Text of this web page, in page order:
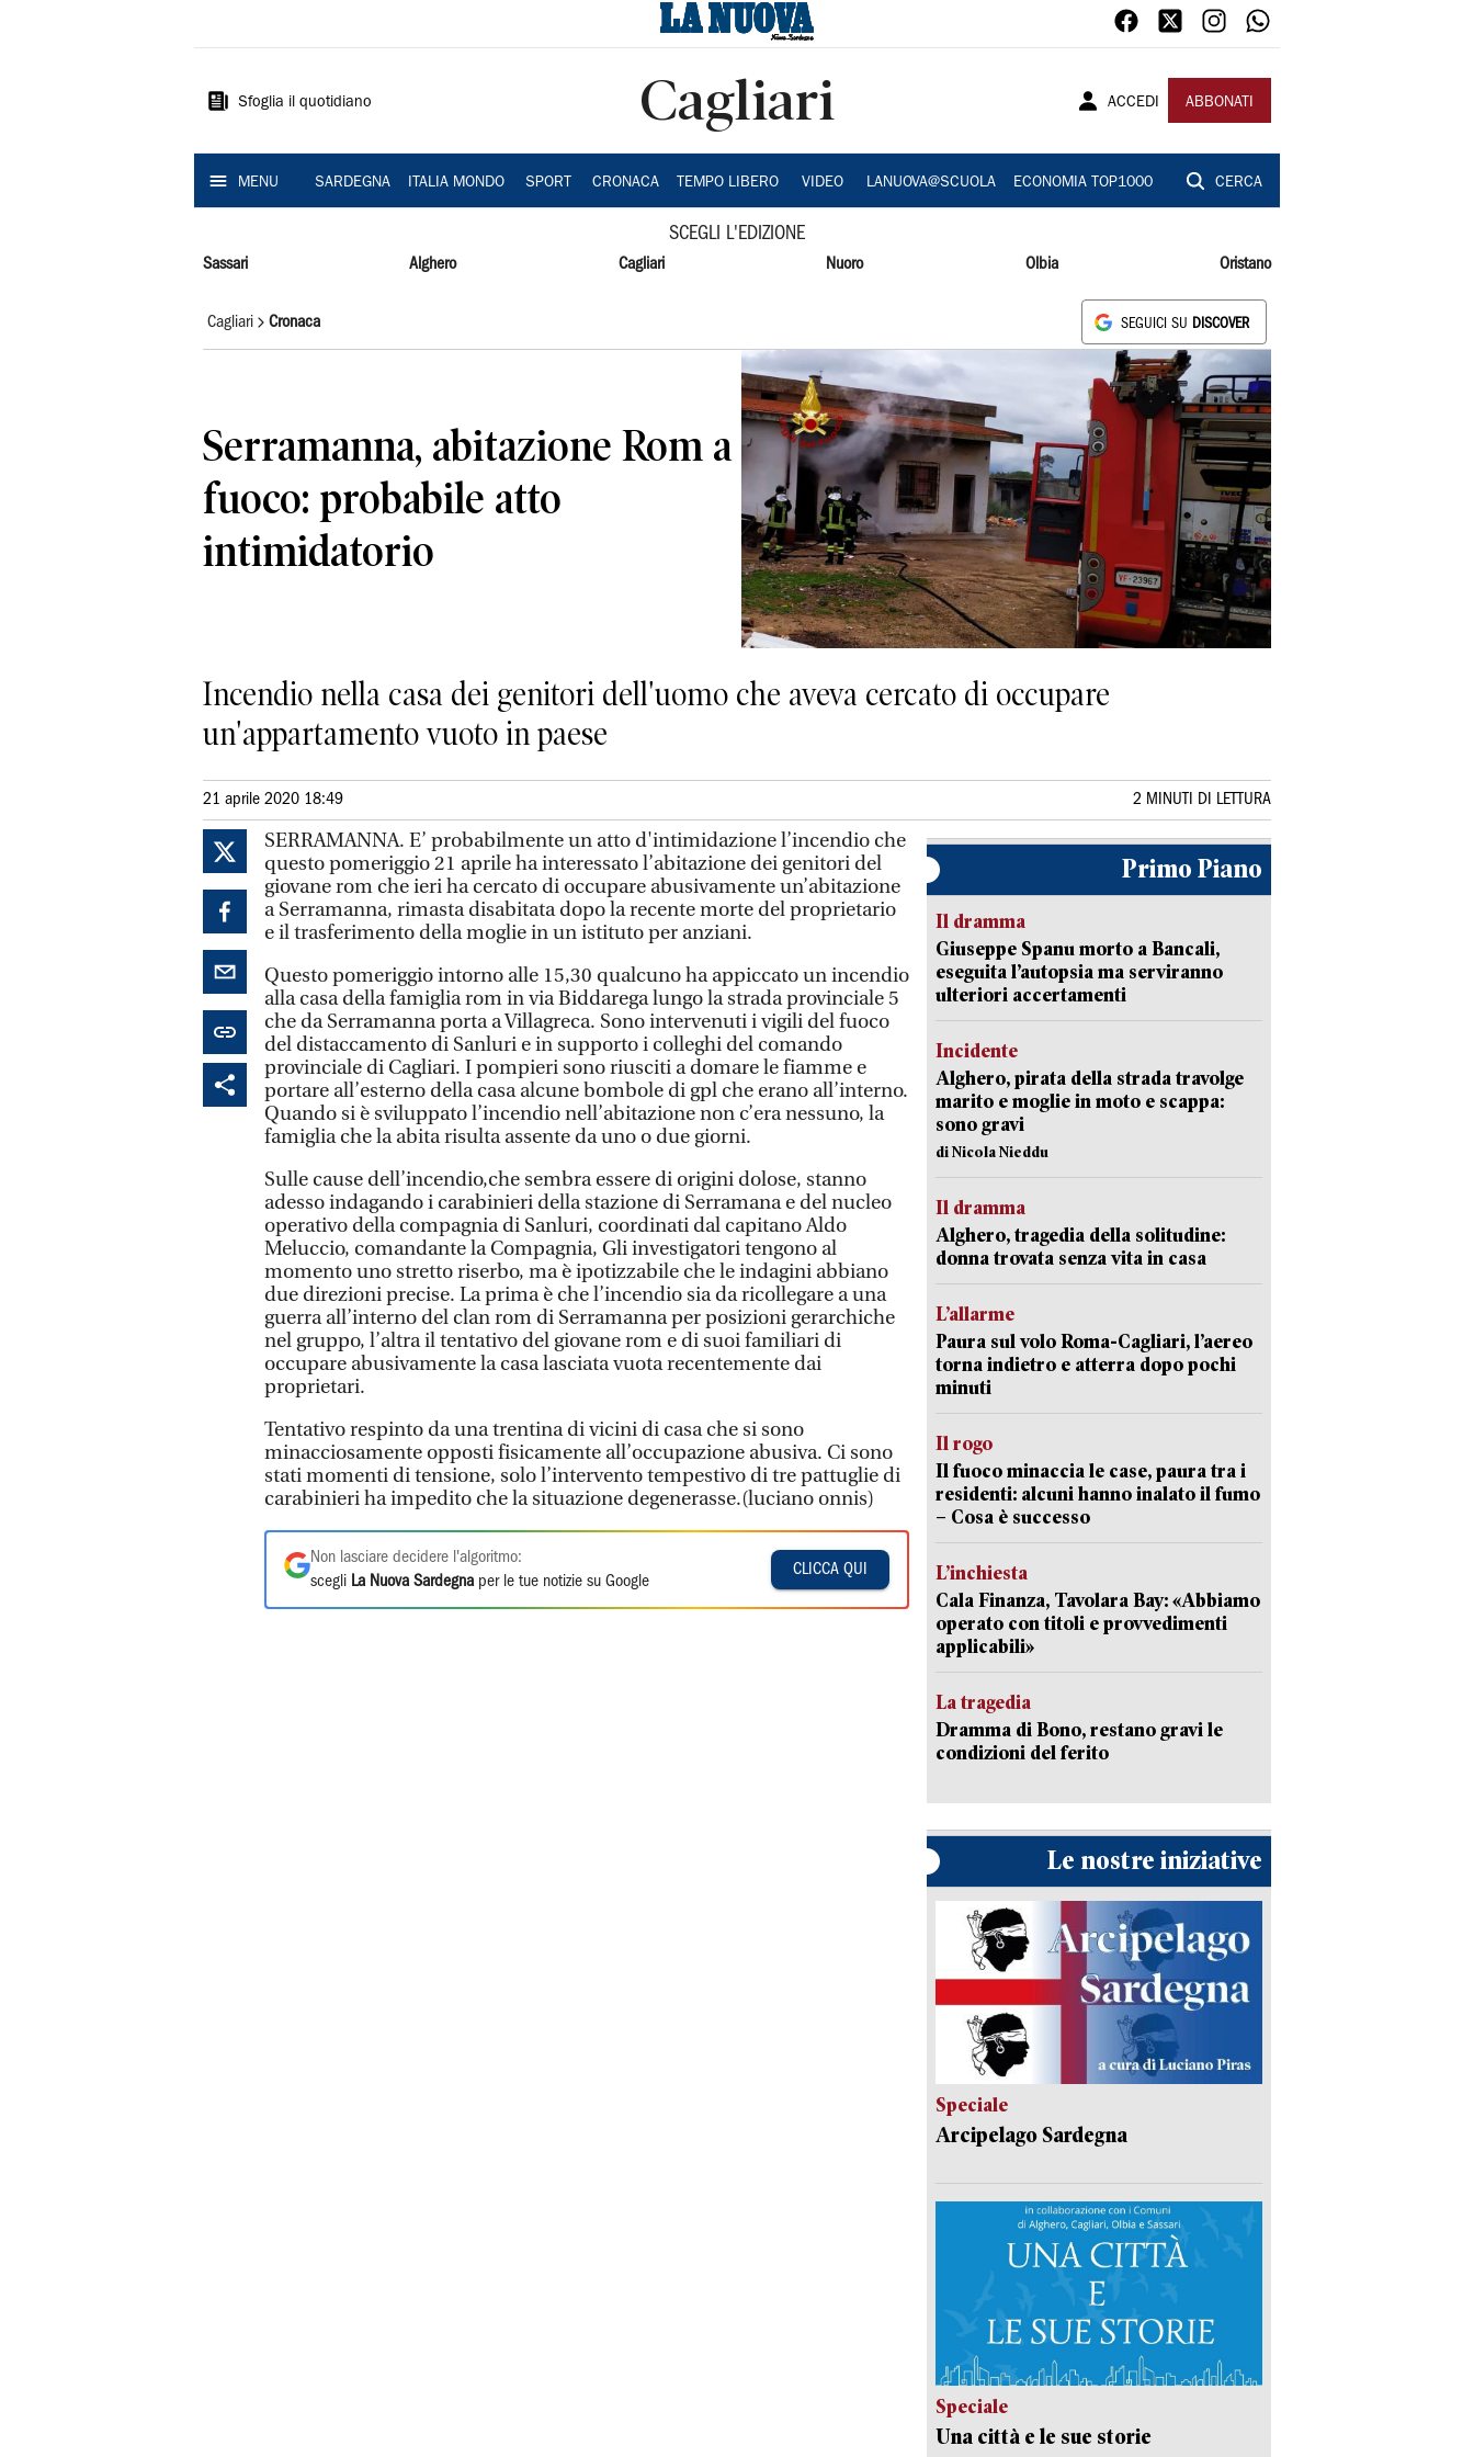
Sardegna
Sfoglia il quotidiano Cagliari ACCEDI ABBONATI
MENU SARDEGNA ITALIA MONDO SPORT CRONACA TEMPO LIBERO VIDEO LANUOVA@SCUOLA ECONOMIA TOP1000 CERCA
SCEGLI L'EDIZIONE
Sassari Alghero Cagliari Nuoro Olbia Oristano
Cagliari Cronaca SEGUICI SU DISCOVER
Serramanna, abitazione Rom a
fuoco: probabile atto
intimidatorio
Incendio nella casa dei genitori dell'uomo che aveva cercato di occupare
un'appartamento vuoto in paese
21 aprile 2020 18:49 2 MINUTI DI LETTURA
SERRAMANNA. E’ probabilmente un atto d'intimidazione l’incendio che
questo pomeriggio 21 aprile ha interessato l’abitazione dei genitori del
giovane rom che ieri ha cercato di occupare abusivamente un’abitazione
a Serramanna, rimasta disabitata dopo la recente morte del proprietario
e il trasferimento della moglie in un istituto per anziani.
Questo pomeriggio intorno alle 15,30 qualcuno ha appiccato un incendio
alla casa della famiglia rom in via Biddarega lungo la strada provinciale 5
che da Serramanna porta a Villagreca. Sono intervenuti i vigili del fuoco
del distaccamento di Sanluri e in supporto i colleghi del comando
provinciale di Cagliari. I pompieri sono riusciti a domare le fiamme e
portare all’esterno della casa alcune bombole di gpl che erano all’interno.
Quando si è sviluppato l’incendio nell’abitazione non c’era nessuno, la
famiglia che la abita risulta assente da uno o due giorni.
Sulle cause dell’incendio,che sembra essere di origini dolose, stanno
adesso indagando i carabinieri della stazione di Serramana e del nucleo
operativo della compagnia di Sanluri, coordinati dal capitano Aldo
Meluccio, comandante la Compagnia, Gli investigatori tengono al
momento uno stretto riserbo, ma è ipotizzabile che le indagini abbiano
due direzioni precise. La prima è che l’incendio sia da ricollegare a una
guerra all’interno del clan rom di Serramanna per posizioni gerarchiche
nel gruppo, l’altra il tentativo del giovane rom e di suoi familiari di
occupare abusivamente la casa lasciata vuota recentemente dai
proprietari.
Tentativo respinto da una trentina di vicini di casa che si sono
minacciosamente opposti fisicamente all’occupazione abusiva. Ci sono
stati momenti di tensione, solo l’intervento tempestivo di tre pattuglie di
carabinieri ha impedito che la situazione degenerasse.(luciano onnis)
Non lasciare decidere l'algoritmo:
scegli La Nuova Sardegna per le tue notizie su Google
CLICCA QUI
Primo Piano
Il dramma
Giuseppe Spanu morto a Bancali,
eseguita l’autopsia ma serviranno
ulteriori accertamenti
Incidente
Alghero, pirata della strada travolge
marito e moglie in moto e scappa:
sono gravi
di Nicola Nieddu
Il dramma
Alghero, tragedia della solitudine:
donna trovata senza vita in casa
L’allarme
Paura sul volo Roma-Cagliari, l’aereo
torna indietro e atterra dopo pochi
minuti
Il rogo
Il fuoco minaccia le case, paura tra i
residenti: alcuni hanno inalato il fumo
– Cosa è successo
L’inchiesta
Cala Finanza, Tavolara Bay: «Abbiamo
operato con titoli e provvedimenti
applicabili»
La tragedia
Dramma di Bono, restano gravi le
condizioni del ferito
Le nostre iniziative
Speciale
Arcipelago Sardegna
Speciale
Una città e le sue storie